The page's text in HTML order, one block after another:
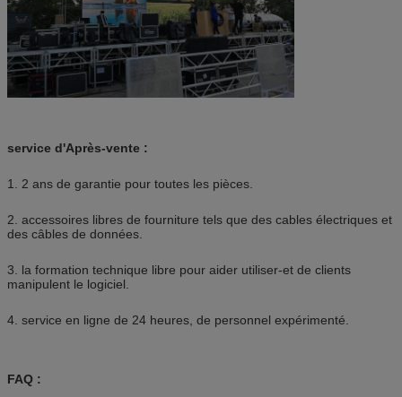
service d'Après-vente :
1. 2 ans de garantie pour toutes les pièces.
2. accessoires libres de fourniture tels que des cables électriques et
des câbles de données.
3. la formation technique libre pour aider utiliser-et de clients
manipulent le logiciel.
4. service en ligne de 24 heures, de personnel expérimenté.
FAQ :